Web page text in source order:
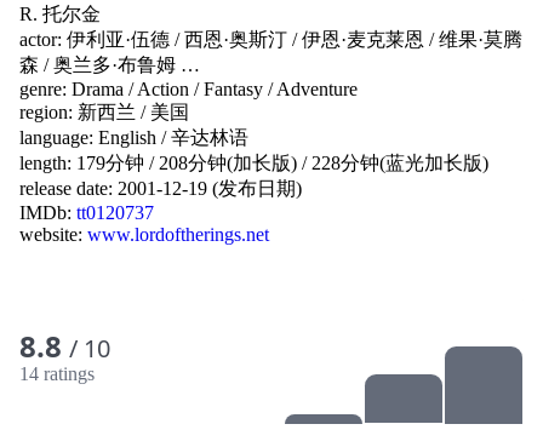
R. 托尔金
actor: 伊利亚·伍德 /西恩·奥斯汀 /伊恩·麦克莱恩 /维果·莫腾
森 /奥兰多·布鲁姆 …
genre: Drama /Action /Fantasy /Adventure
region: 新西兰 / 美国
language: English /辛达林语
length: 179分钟 / 208分钟(加长版) / 228分钟(蓝光加长版)
release date: 2001-12-19 (发布日期)
IMDb: tt0120737
website: www.lordoftherings.net
8.8 / 10
14 ratings